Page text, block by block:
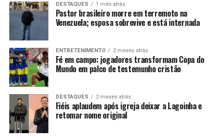
DESTAQUES 1 mês atrás
Pastor brasileiro morre em terremoto na
Venezuela; esposa sobrevive e está internada
ENTRETENIMENTO 2 meses atrás
Fé em campo: jogadores transformam Copa do
Mundo em palco de testemunho cristão
DESTAQUES 2 meses atrás
Fiéis aplaudem após igreja deixar a Lagoinha e
retomar nome original